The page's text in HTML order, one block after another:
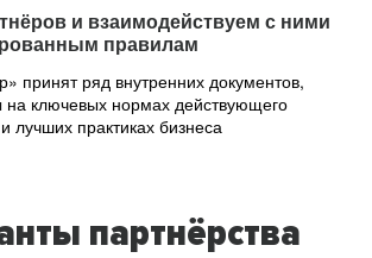
и взаимодействуем с ними
правилам
принят ряд внутренних документов,
на ключевых нормах действующего
лучших практиках бизнеса
партнёрства